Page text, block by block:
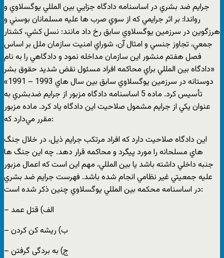
جرايم ضد بشري در اساسنامه دادگاه جزايي بين المللي يوگسلاوي و
رواندا: بر اثر جرايمي كه از سوي صرب ها عليه مسلمانان بوسني و
هرزگوين در سرزمين يوگسلاوي سابق رخ داد مانند: نسل كشي، كشتار
جمعي، تجاوز جنسي و امثال آن، شوراي امنيت سازمان ملل بر اساس
فصل هفتم منشور اين سازمان مداخله نمود و دادگاهي را به نام
«دادگاه بين المللي براي محاكمه افراد مسئول نقض شديد حقوق بشر
دوستانه در سرزمين يوگسلاوي سابق بين سال هاي 1993 – 1991»
تأسيس كرد. ماده 5 اساسنامه دادگاه مزبور از جرايم ضدبشري به
عنوان يكي از جرايم مشمول صلاحيت اين دادگاه ياد كرد. ماده مزبور
مقرر مي‌دارد كه:
اين دادگاه صلاحيت دارد كه افراد مرتكب جرايم ذيل، در خلال جنگ
هاي مسلحانه را مورد پيگرد و محاكمه قرار دهد. چه اين جنگ ها
جنبه داخلي داشته باشد يا بين المللي، مهم اين است كه اعمال مزبور
عليه جمعيتي غير نظامي انجام شده باشد. فهرست جرايم ضد بشري
در اساسنامه محكمه بين المللي يوگسلاوي چنين ذكر شده است:
– الف) قتل عمد
– ب) ریشه کن کردن
– ج) به بردگی گرفتن